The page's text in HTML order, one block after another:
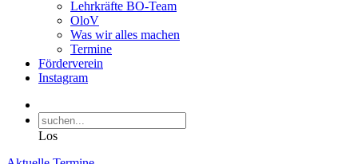
Lehrkräfte BO-Team
OloV
Was wir alles machen
Termine
Förderverein
Instagram
Los